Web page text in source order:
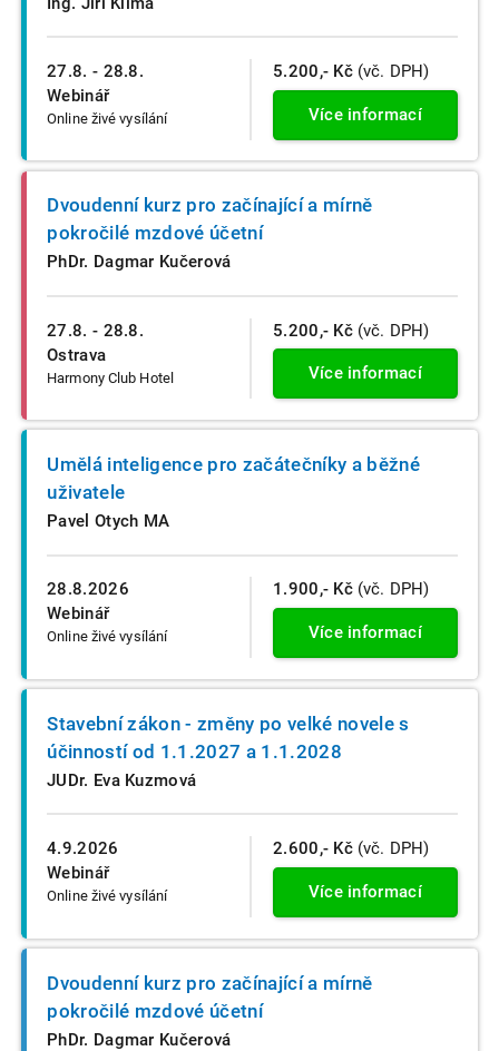
27.8. - 28.8.
Webinář
Online živé vysílání
5.200,- Kč (vč. DPH)
Více informací
27.8. - 28.8.
Ostrava
Harmony Club Hotel
Dvoudenní kurz pro začínající a mírně
pokročilé mzdové účetní
PhDr. Dagmar Kučerová
5.200,- Kč (vč. DPH)
Více informací
28.8.2026
Webinář
Online živé vysílání
Umělá inteligence pro začátečníky a běžné
uživatele
Pavel Otych MA
1.900,- Kč (vč. DPH)
Více informací
4.9.2026
Webinář
Online živé vysílání
Stavební zákon - změny po velké novele s
účinností od 1.1.2027 a 1.1.2028
JUDr. Eva Kuzmová
2.600,- Kč (vč. DPH)
Více informací
Dvoudenní kurz pro začínající a mírně
pokročilé mzdové účetní
PhDr. Dagmar Kučerová